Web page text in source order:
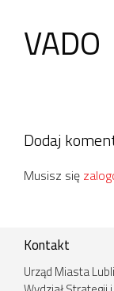
VADO
Dodaj
Musisz się
Kontakt
Urząd Miasta